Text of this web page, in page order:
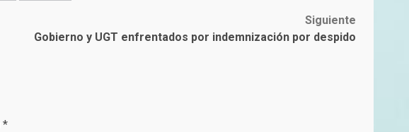
Siguiente
Gobierno y UGT enfrentados por indemnización por despido
*